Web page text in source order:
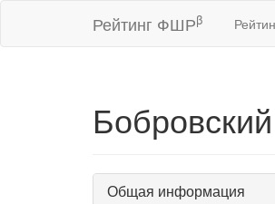
Рейтинг ФШРβ
Общая информация